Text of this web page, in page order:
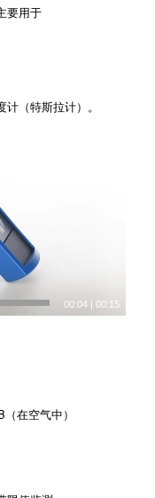
要用于
（特斯拉计）。
00:05 00:15
在空气中）